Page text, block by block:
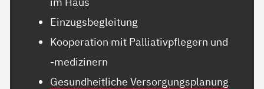
Einzugsbegleitung
Kooperation mit Palliativpflegern und
-medizinern
Gesundheitliche Versorgungsplanung